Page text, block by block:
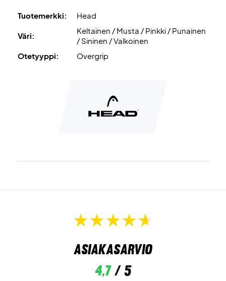
Tuotemerkki: Head
Väri:
Keltainen / Musta / Pinkki / Punainen
/ Sininen / Valkoinen
Otetyyppi:
Overgrip
Asiakasarvio
4,7/ 5